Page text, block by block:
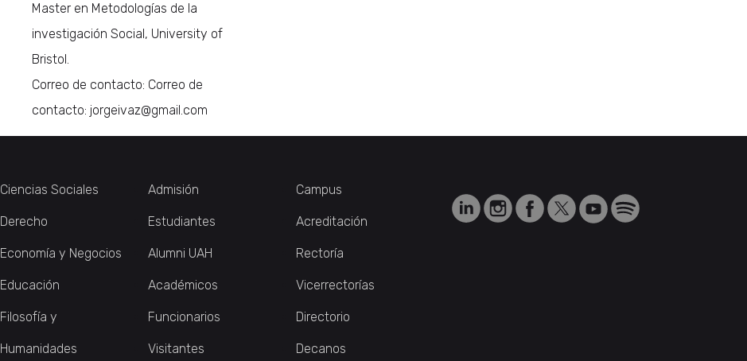
Master en Metodologías de la
investigación Social, University of
Bristol.
Correo de contacto: Correo de
contacto: jorgeivaz@gmail.com
Ciencias Sociales
Derecho
Economía y Negocios
Educación
Filosofía y
Humanidades
Admisión
Estudiantes
Alumni UAH
Académicos
Funcionarios
Visitantes
Campus
Acreditación
Rectoría
Vicerrectorías
Directorio
Decanos